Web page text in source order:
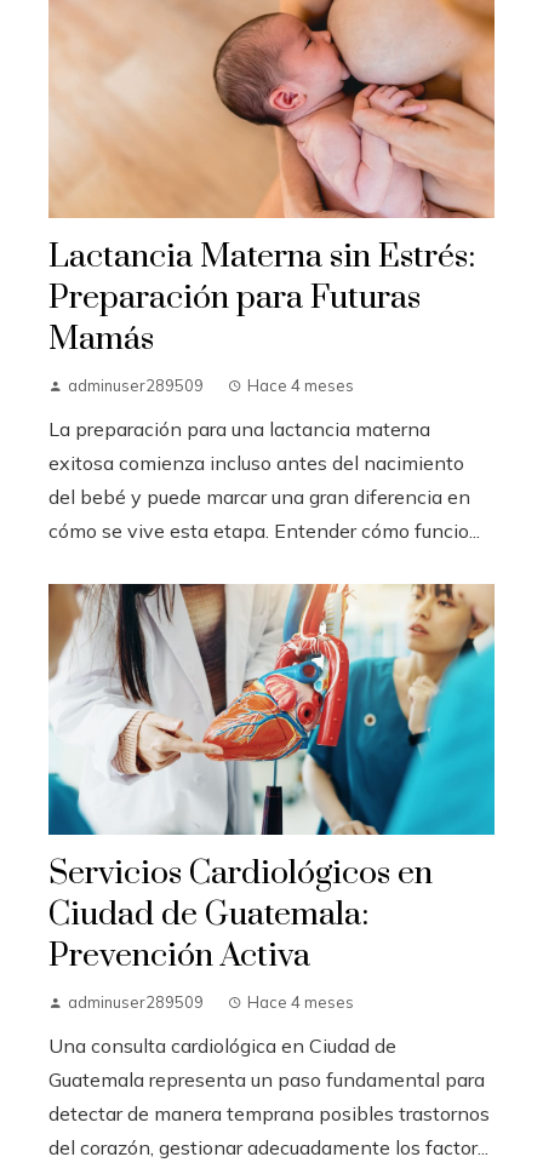
Lactancia Materna sin Estrés:
Preparación para Futuras
Mamás
adminuser289509 Hace 4 meses
La preparación para una lactancia materna
exitosa comienza incluso antes del nacimiento
del bebé y puede marcar una gran diferencia en
cómo se vive esta etapa. Entender cómo funcio...
Servicios Cardiológicos en
Ciudad de Guatemala:
Prevención Activa
adminuser289509 Hace 4 meses
Una consulta cardiológica en Ciudad de
Guatemala representa un paso fundamental para
detectar de manera temprana posibles trastornos
del corazón, gestionar adecuadamente los factor...